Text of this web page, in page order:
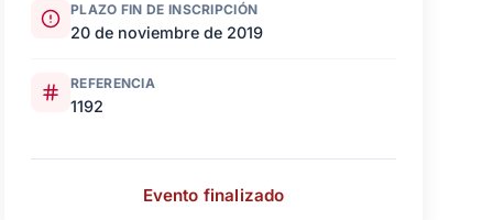
PLAZO FIN DE INSCRIPCIÓN
20 de noviembre de 2019
REFERENCIA
1192
Evento finalizado